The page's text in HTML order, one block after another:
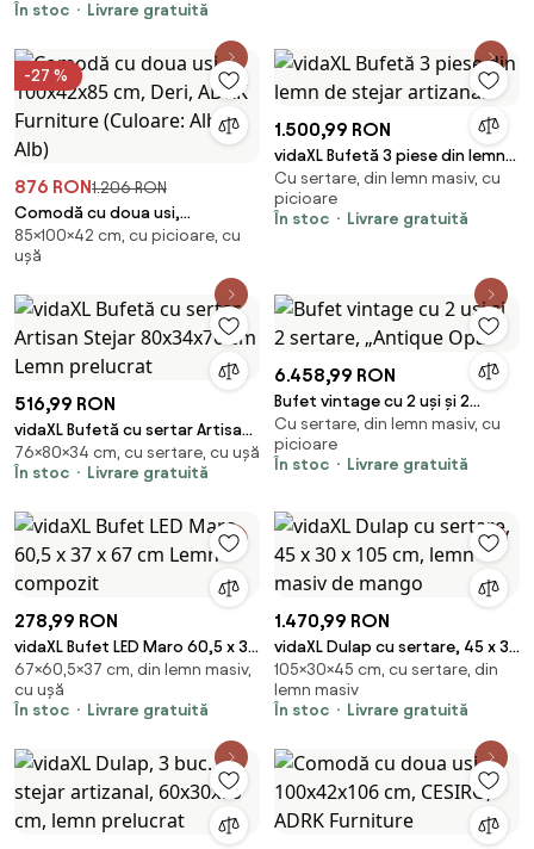
În stoc
Livrare gratuită
-27 %
876 RON1.206 RON
Comodă cu doua usi,
100x42x85 cm, Deri, ADRK
Furniture (Culoare: Alb / Alb)
85×100×42 cm, cu picioare, cu
ușă
1.500,99 RON
vidaXL Bufetă 3 piese din lemn
de stejar artizanal
Cu sertare, din lemn masiv, cu
picioare
În stoc
Livrare gratuită
516,99 RON
vidaXL Bufetă cu sertar Artisan
Stejar 80x34x76 cm Lemn
prelucrat
76×80×34 cm, cu sertare, cu ușă
În stoc
Livrare gratuită
6.458,99 RON
Bufet vintage cu 2 uși și 2
sertare, „Antique Opal”
Cu sertare, din lemn masiv, cu
picioare
În stoc
Livrare gratuită
278,99 RON
vidaXL Bufet LED Maro 60,5 x 37
x 67 cm Lemn compozit
67×60,5×37 cm, din lemn masiv,
cu ușă
În stoc
Livrare gratuită
1.470,99 RON
vidaXL Dulap cu sertare, 45 x 30
x 105 cm, lemn masiv de mango
105×30×45 cm, cu sertare, din
lemn masiv
În stoc
Livrare gratuită